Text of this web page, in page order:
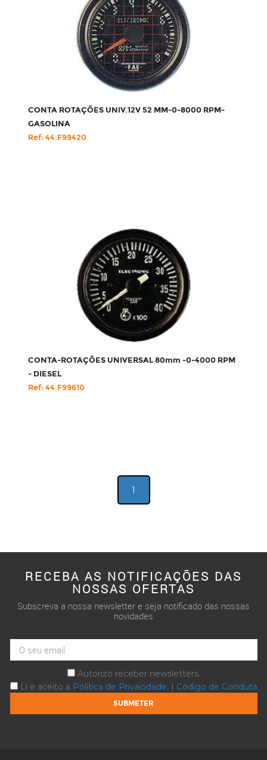
CONTA ROTAÇÕES UNIV.12V 52 MM-0-8000 RPM-
GASOLINA
Ref: 44.F99420
CONTA-ROTAÇÕES UNIVERSAL 80mm -0-4000 RPM
- DIESEL
Ref: 44.F99610
1
RECEBA AS NOTIFICAÇÕES DAS
NOSSAS OFERTAS
Subscreva a nossa newsletter e seja notificado das nossas
novidades
Autorizo receber newsletters.
Li e aceito a Política de Privacidade. | Código de Conduta